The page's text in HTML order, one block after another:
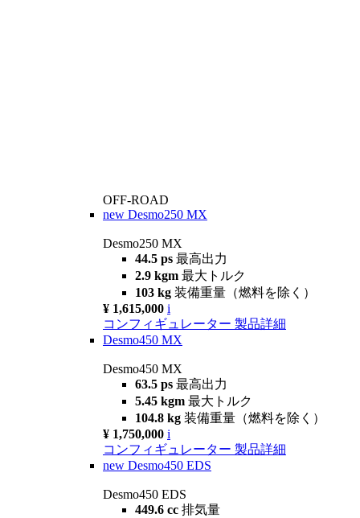
OFF-ROAD
new Desmo250 MX
Desmo250 MX
44.5 ps 最高出力
2.9 kgm 最大トルク
103 kg 装備重量（燃料を除く）
¥ 1,615,000 i
コンフィギュレーター 製品詳細
Desmo450 MX
Desmo450 MX
63.5 ps 最高出力
5.45 kgm 最大トルク
104.8 kg 装備重量（燃料を除く）
¥ 1,750,000 i
コンフィギュレーター 製品詳細
new Desmo450 EDS
Desmo450 EDS
449.6 cc 排気量